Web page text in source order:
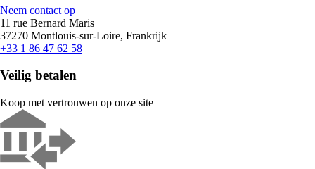
Neem contact op
11 rue Bernard Maris
37270 Montlouis-sur-Loire, Frankrijk
+33 1 86 47 62 58
Veilig betalen
Koop met vertrouwen op onze site